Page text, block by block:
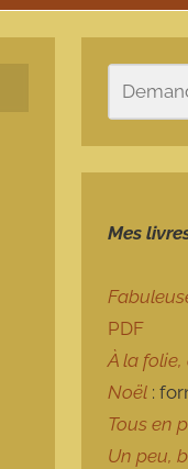
Mes
PDF
À la
Noël :
Tous en
Un peu,